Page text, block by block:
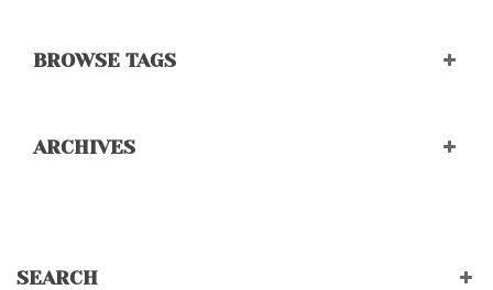
BROWSE TAGS
ARCHIVES
SEARCH